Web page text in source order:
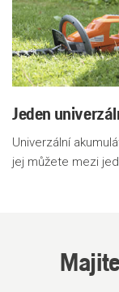
Jeden
Univerzální
jej můžete mezi